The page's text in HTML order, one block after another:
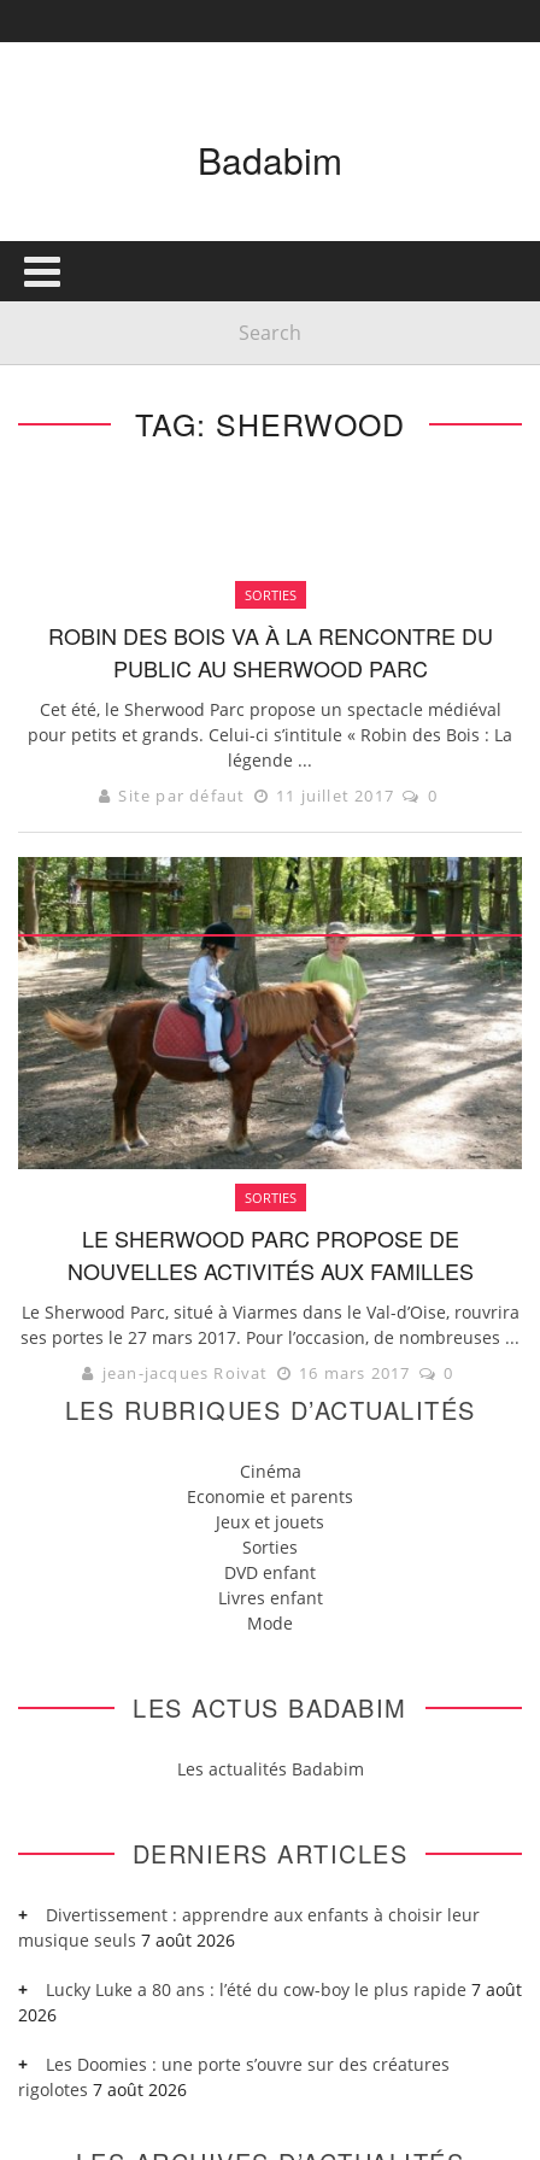
Badabim
TAG: SHERWOOD
SORTIES
ROBIN DES BOIS VA À LA RENCONTRE DU
PUBLIC AU SHERWOOD PARC
Cet été, le Sherwood Parc propose un spectacle médiéval
pour petits et grands. Celui-ci s’intitule « Robin des Bois : La
légende ...
Site par défaut 11 juillet 2017 0
SORTIES
LE SHERWOOD PARC PROPOSE DE
NOUVELLES ACTIVITÉS AUX FAMILLES
Le Sherwood Parc, situé à Viarmes dans le Val-d’Oise, rouvrira
ses portes le 27 mars 2017. Pour l’occasion, de nombreuses ...
jean-jacques Roivat 16 mars 2017 0
LES RUBRIQUES D’ACTUALITÉS
Cinéma
Economie et parents
Jeux et jouets
Sorties
DVD enfant
Livres enfant
Mode
LES ACTUS BADABIM
Les actualités Badabim
DERNIERS ARTICLES
Divertissement : apprendre aux enfants à choisir leur
musique seuls 7 août 2026
Lucky Luke a 80 ans : l’été du cow-boy le plus rapide 7 août
2026
Les Doomies : une porte s’ouvre sur des créatures
rigolotes 7 août 2026